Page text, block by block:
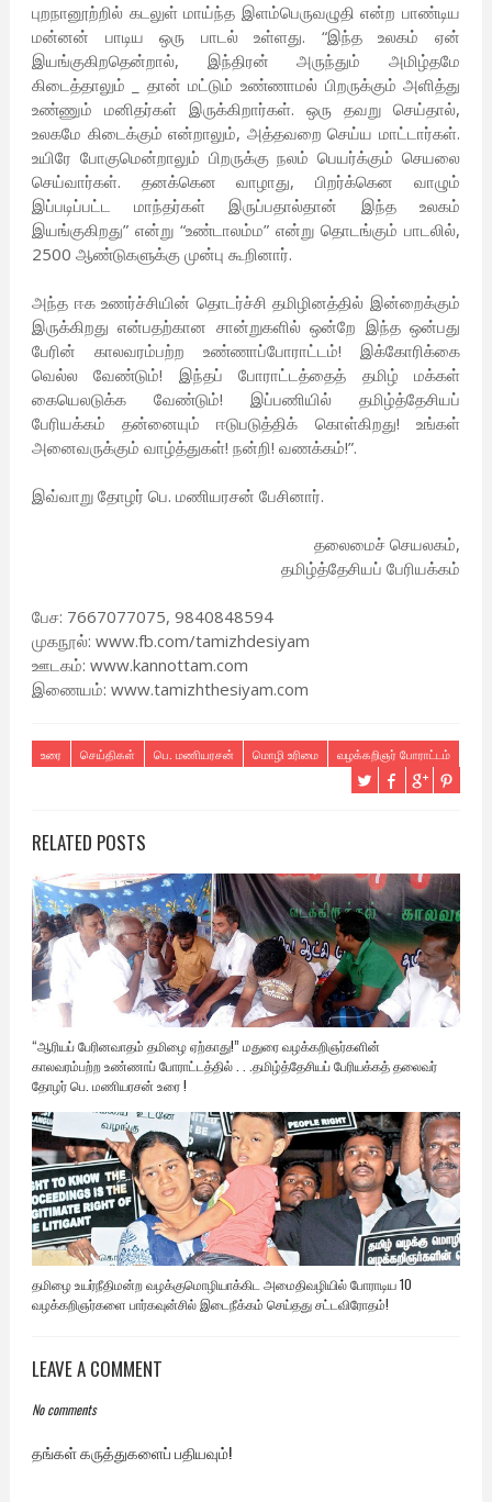
புறநானூற்றில் கடலுள் மாய்ந்த இளம்பெருவழுதி என்ற பாண்டிய
மன்னன் பாடிய ஒரு பாடல் உள்ளது. “இந்த உலகம் ஏன்
இயங்குகிறதென்றால், இந்திரன் அருந்தும் அமிழ்தமே
கிடைத்தாலும் _ தான் மட்டும் உண்ணாமல் பிறருக்கும் அளித்து
உண்ணும் மனிதர்கள் இருக்கிறார்கள். ஒரு தவறு செய்தால்,
உலகமே கிடைக்கும் என்றாலும், அத்தவறை செய்ய மாட்டார்கள்.
உயிரே போகுமென்றாலும் பிறருக்கு நலம் பெயர்க்கும் செயலை
செய்வார்கள். தனக்கென வாழாது, பிறர்க்கென வாழும்
இப்படிப்பட்ட மாந்தர்கள் இருப்பதால்தான் இந்த உலகம்
இயங்குகிறது” என்று “உண்டாலம்ம” என்று தொடங்கும் பாடலில்,
2500 ஆண்டுகளுக்கு முன்பு கூறினார்.
அந்த ஈக உணர்ச்சியின் தொடர்ச்சி தமிழினத்தில் இன்றைக்கும்
இருக்கிறது என்பதற்கான சான்றுகளில் ஒன்றே இந்த ஒன்பது
பேரின் காலவரம்பற்ற உண்ணாப்போராட்டம்! இக்கோரிக்கை
வெல்ல வேண்டும்! இந்தப் போராட்டத்தைத் தமிழ் மக்கள்
கையெலடுக்க வேண்டும்! இப்பணியில் தமிழ்த்தேசியப்
பேரியக்கம் தன்னையும் ஈடுபடுத்திக் கொள்கிறது! உங்கள்
அனைவருக்கும் வாழ்த்துகள்! நன்றி! வணக்கம்!”.
இவ்வாறு தோழர் பெ. மணியரசன் பேசினார்.
தலைமைச் செயலகம்,
தமிழ்த்தேசியப் பேரியக்கம்
பேச: 7667077075, 9840848594
முகநூல்: www.fb.com/tamizhdesiyam
ஊடகம்: www.kannottam.com
இணையம்: www.tamizhthesiyam.com
உரை செய்திகள் பெ. மணியரசன் மொழி உரிமை வழக்கறிஞர் போராட்டம்
RELATED POSTS
“ஆரியப் பேரினவாதம் தமிழை ஏற்காது!” மதுரை வழக்கறிஞர்களின்
காலவரம்பற்ற உண்ணாப் போராட்டத்தில் . . .தமிழ்த்தேசியப் பேரியக்கத் தலைவர்
தோழர் பெ. மணியரசன் உரை !
தமிழை உயர்நீதிமன்ற வழக்குமொழியாக்கிட அமைதிவழியில் போராடிய 10
வழக்கறிஞர்களை பார்கவுன்சில் இடைநீக்கம் செய்தது சட்டவிரோதம்!
LEAVE A COMMENT
No comments
தங்கள் கருத்துகளைப் பதியவும்!